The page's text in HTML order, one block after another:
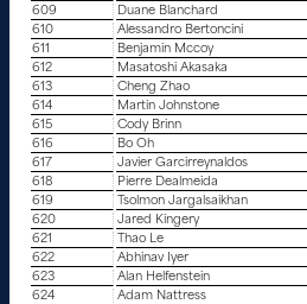
609
Duane Blanchard
610
Alessandro Bertoncini
611
Benjamin Mccoy
612
Masatoshi Akasaka
613
Cheng Zhao
614
Martin Johnstone
615
Cody Brinn
616
Bo Oh
617
Javier Garcirreynaldos
618
Pierre Dealmeida
619
Tsolmon Jargalsaikhan
620
Jared Kingery
621
Thao Le
622
Abhinav Iyer
623
Alan Helfenstein
624
Adam Nattress